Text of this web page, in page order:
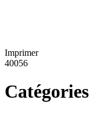
Imprimer
40056
Catégories